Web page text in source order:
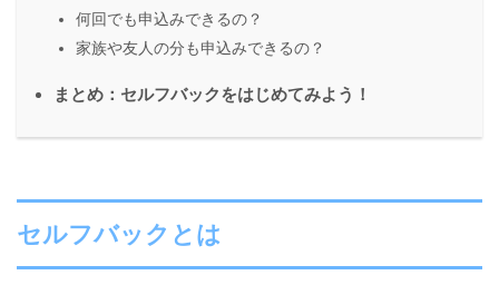
何回でも申込みできるの？
家族や友人の分も申込みできるの？
まとめ：セルフバックをはじめてみよう！
セルフバックとは